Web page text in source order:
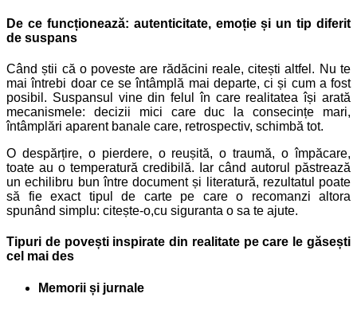
De ce funcționează: autenticitate, emoție și un tip diferit
de suspans
Când știi că o poveste are rădăcini reale, citești altfel. Nu te
mai întrebi doar ce se întâmplă mai departe, ci și cum a fost
posibil. Suspansul vine din felul în care realitatea își arată
mecanismele: decizii mici care duc la consecințe mari,
întâmplări aparent banale care, retrospectiv, schimbă tot.
O despărțire, o pierdere, o reușită, o traumă, o împăcare,
toate au o temperatură credibilă. Iar când autorul păstrează
un echilibru bun între document și literatură, rezultatul poate
să fie exact tipul de carte pe care o recomanzi altora
spunând simplu: citește-o,cu siguranta o sa te ajute.
Tipuri de povești inspirate din realitate pe care le găsești
cel mai des
Memorii și jurnale